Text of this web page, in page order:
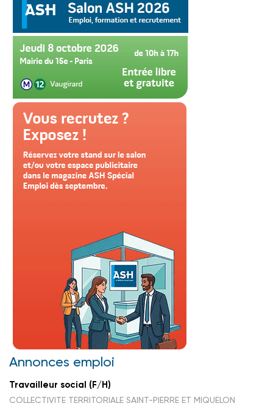
Annonces emploi
Travailleur social (F/H)
COLLECTIVITE TERRITORIALE SAINT-PIERRE ET MIQUELON